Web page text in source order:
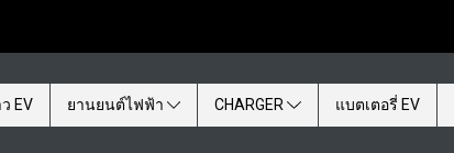
EV ยานยนต์ไฟฟ้า CHARGER แบตเตอรี่ EV